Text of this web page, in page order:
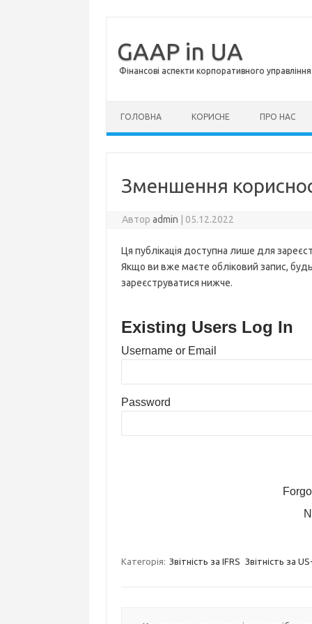
GAAP in UA
Фінансові аспекти корпоративного
ГОЛОВНА КОРИСНЕ ПРО НАС
Зменшення
Авторadmin 05.12.2022
Ця публікація доступна лише для
Якщо ви вже маєте обліковий запис,
зареєструватися нижче.
Existing Users Log In
Username or Email
Password
Категорія: Звітність за IFRS Звітність за